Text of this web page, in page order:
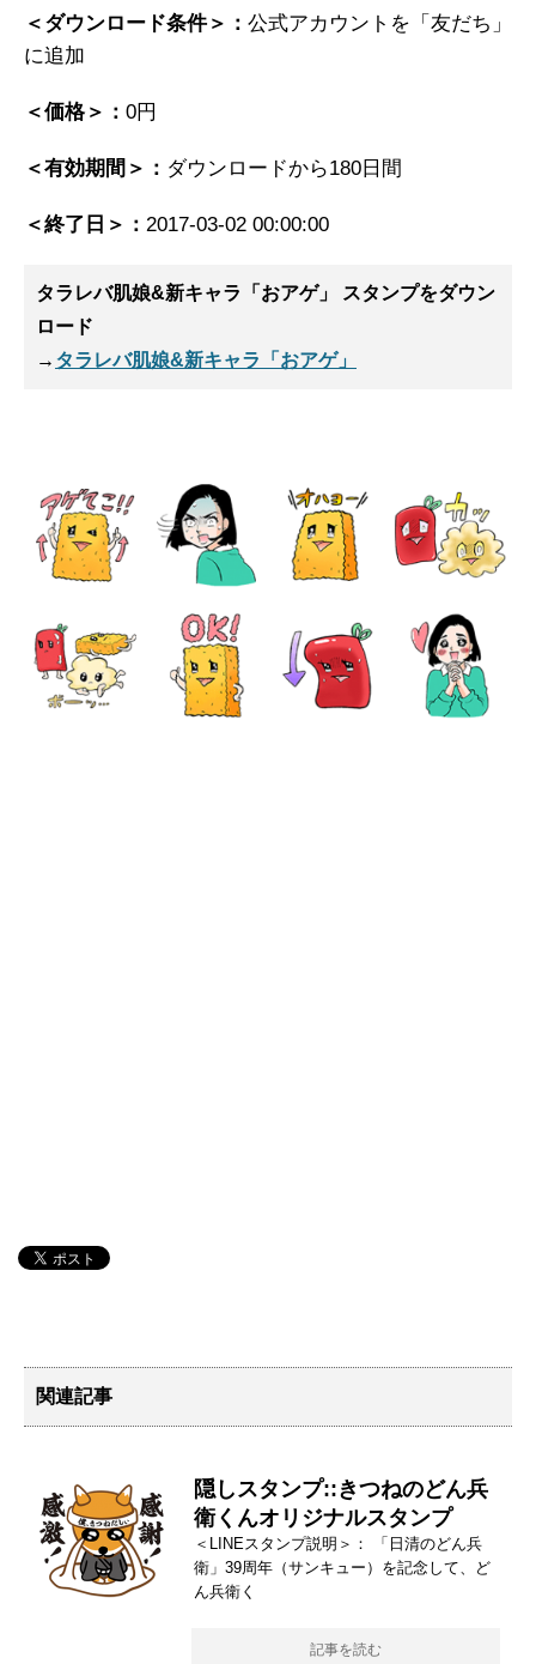
＜ダウンロード条件＞： 公式アカウントを「友だち」
に追加
＜価格＞： 0円
＜有効期間＞： ダウンロードから180日間
＜終了日＞： 2017-03-02 00:00:00
タラレバ肌娘&新キャラ「おアゲ」 スタンプをダウン
ロード
→ タラレバ肌娘&新キャラ「おアゲ」
関連記事
隠しスタンプ::きつねのどん兵
衛くんオリジナルスタンプ
＜LINEスタンプ説明＞： 「日清のどん兵
衛」39周年（サンキュー）を記念して、ど
ん兵衛く
記事を読む